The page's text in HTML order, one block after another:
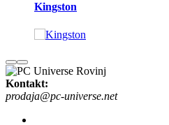
Kingston
Kontakt:
prodaja@pc-universe.net